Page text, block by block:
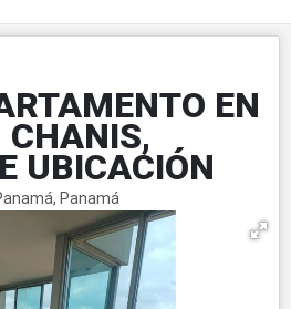
EN
CHANIS,
UBICACIÓN
Panamá